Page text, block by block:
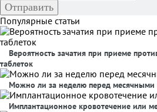
Популярные статьи
Вероятность зачатия при приеме
таблеток
Можно ли за неделю перед месячными
Имплантационное кровотечение или